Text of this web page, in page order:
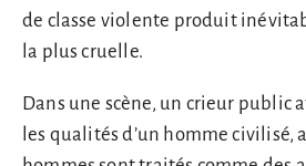
de classe violente produit
la plus cruelle.
Dans une scène, un crieur public
les qualités d’un homme civilisé,